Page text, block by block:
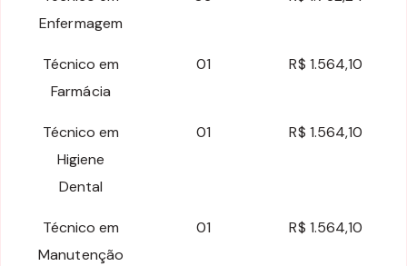
Enfermagem
Técnico em
Farmácia
01 R$ 1.564,10
Técnico em
Higiene
Dental
01 R$ 1.564,10
Técnico em
Manutenção
01 R$ 1.564,10